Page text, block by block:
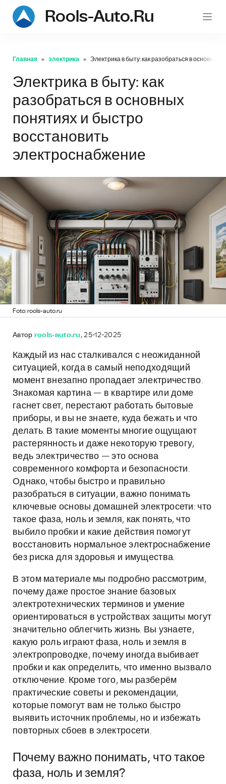
Rools-Auto.ru
Главная электрика Электрика в быту: как разобраться в
Электрика в быту: как
разобраться в основных
понятиях и быстро
восстановить
электроснабжение
Foto: rools-auto.ru
Автор rools-auto.ru , 25-12-2025
Каждый из нас сталкивался с неожиданной
ситуацией, когда в самый неподходящий
момент внезапно пропадает электричество.
Знакомая картина — в квартире или доме
гаснет свет, перестают работать бытовые
приборы, и вы не знаете, куда бежать и что
делать. В такие моменты многие ощущают
растерянность и даже некоторую тревогу,
ведь электричество — это основа
современного комфорта и безопасности.
Однако, чтобы быстро и правильно
разобраться в ситуации, важно понимать
ключевые основы домашней электросети: что
такое фаза, ноль и земля, как понять, что
выбило пробки и какие действия помогут
восстановить нормальное электроснабжение
без риска для здоровья и имущества.
В этом материале мы подробно рассмотрим,
почему даже простое знание базовых
электротехнических терминов и умение
ориентироваться в устройствах защиты могут
значительно облегчить жизнь. Вы узнаете,
какую роль играют фаза, ноль и земля в
электропроводке, почему иногда выбивает
пробки и как определить, что именно вызвало
отключение. Кроме того, мы разберём
практические советы и рекомендации,
которые помогут вам не только быстро
выявить источник проблемы, но и избежать
повторных сбоев в электросети.
Почему важно понимать, что такое
фаза, ноль и земля?